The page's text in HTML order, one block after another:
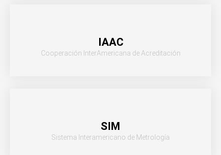
IAAC
Cooperación InterAmericana de Acreditación
SIM
Sistema Interamericano de Metrología